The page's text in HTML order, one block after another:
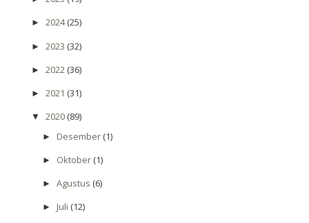
► 2024(25)
► 2023 (32)
► 2022(36)
► 2021 (31)
▼ 2020(89)
► Desember(1)
► Oktober(1)
► Agustus (6)
► Juli (12)